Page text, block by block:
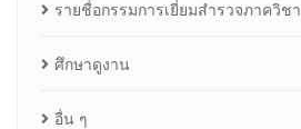
รายชื่อกรรมการเยี่ยมสำรวจภาควิชา
ศึกษาดูงาน
อื่น ๆ